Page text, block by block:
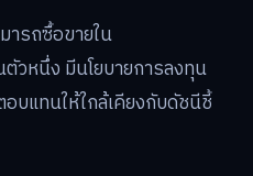
ารถซื้อขายใน
วหนึ่ง มีนโยบายการลงทุน
บแทนให้ใกล้เคียงกับดัชนีชี้